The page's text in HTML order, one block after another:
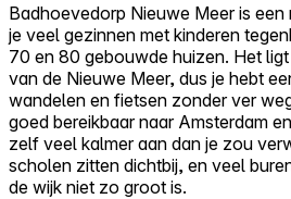
Reviews
Prijzen
Log in
Probeer Walter gratis
Badhoevedorp Nieuwe Meer is
je veel gezinnen met kinderen
70 en 80 gebouwde huizen. Het
van de Nieuwe Meer, dus je hebt
wandelen en fietsen zonder ver
goed bereikbaar naar Amsterdam
zelf veel kalmer aan dan je zou
scholen zitten dichtbij, en veel
de wijk niet zo groot is.